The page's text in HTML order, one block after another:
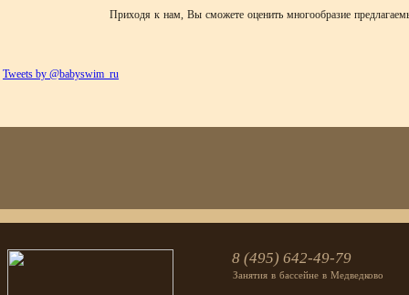
Приходя к нам, Вы сможете оценить многообразие
Tweets by @babyswim_ru
8 (495) 642-49-79
Занятия в бассейне в Медведково